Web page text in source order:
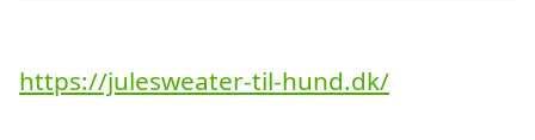
https://julesweater-til-hund.dk/